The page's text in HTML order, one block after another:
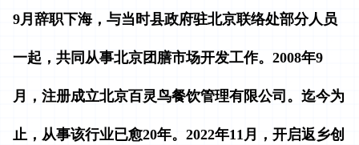
9月辞职下海，与当时县政府驻北京联络处部分人员
一起，共同从事北京团膳市场开发工作。2008年9
月，注册成立北京百灵鸟餐饮管理有限公司。迄今为
止，从事该行业已愈20年。2022年11月，开启返乡创